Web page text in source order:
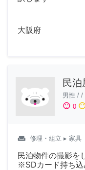
大阪府
民泊
男性 / /
sentiment_satisfied 0
weekend 修理・組立 ▸ 家具
民泊物件の撮影を
※SDカード持ち込